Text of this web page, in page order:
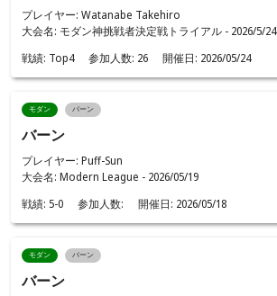
プレイヤー: Watanabe Takehiro
大会名: モダン神挑戦者決定戦トライアル - 2026/5/24
戦績: Top4 参加人数: 26 開催日: 2026/05/24
モダン バーン
バーン
プレイヤー: Puff-Sun
大会名: Modern League - 2026/05/19
戦績: 5-0 参加人数: 開催日: 2026/05/18
モダン バーン
バーン